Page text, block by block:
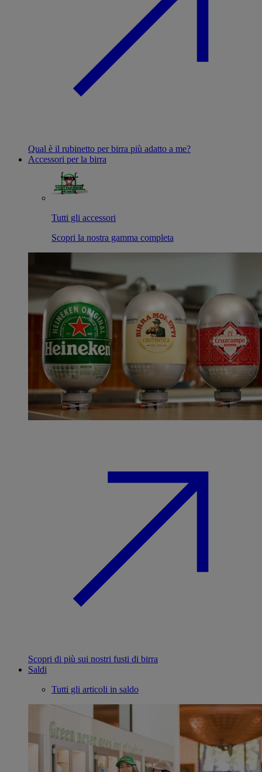
Qual è il rubinetto per birra più adatto a me?
Accessori per la birra
Tutti gli accessori
Scopri la nostra gamma completa
Scopri di più sui nostri fusti di birra
Saldi
Tutti gli articoli in saldo